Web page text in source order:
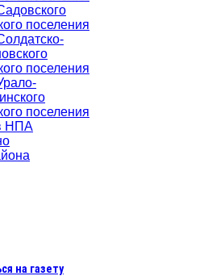
поселения
поселения
поселения
НПА
на газету